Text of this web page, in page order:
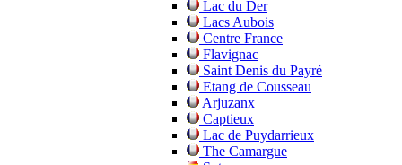
Lac du Der
Lacs Aubois
Centre France
Flavignac
Saint Denis du Payré
Etang de Cousseau
Arjuzanx
Captieux
Lac de Puydarrieux
The Camargue